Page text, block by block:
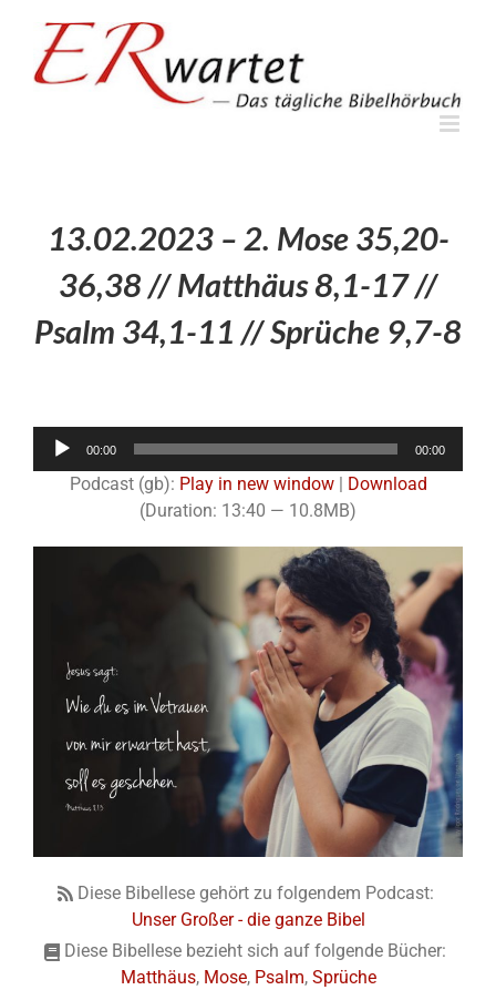
springen
13.02.2023 – 2. Mose 35,20-
36,38 // Matthäus 8,1-17 //
Psalm 34,1-11 // Sprüche 9,7-8
Audio-
00:00 00:00
Podcast (gb): Play in new window|
Download
(Duration: 13:40 — 10.8MB)
Diese Bibellese gehört zu folgendem Podcast:
Unser Großer - die ganze Bibel
Diese Bibellese bezieht sich auf folgende Bücher:
Matthäus, Mose, Psalm, Sprüche